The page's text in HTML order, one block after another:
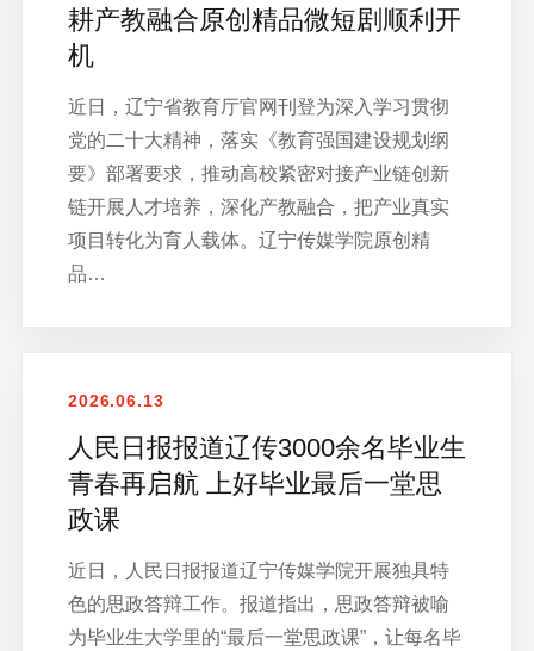
耕产教融合原创精品微短剧顺利开
机
近日，辽宁省教育厅官网刊登为深入学习贯彻
党的二十大精神，落实《教育强国建设规划纲
要》部署要求，推动高校紧密对接产业链创新
链开展人才培养，深化产教融合，把产业真实
项目转化为育人载体。辽宁传媒学院原创精
品…
2026.06.13
人民日报报道辽传3000余名毕业生
青春再启航 上好毕业最后一堂思
政课
近日，人民日报报道辽宁传媒学院开展独具特
色的思政答辩工作。报道指出，思政答辩被喻
为毕业生大学里的“最后一堂思政课”，让每名毕